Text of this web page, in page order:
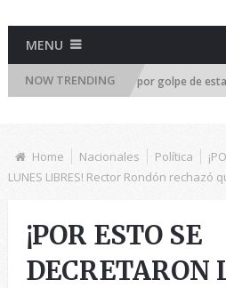
MENU
NOW TRENDING
de emergencia por golpe de estado del
Home Nacionales Política
LUNES LIBRES! Rector Rondón rechazó
¡POR ESTO SE
DECRETARON